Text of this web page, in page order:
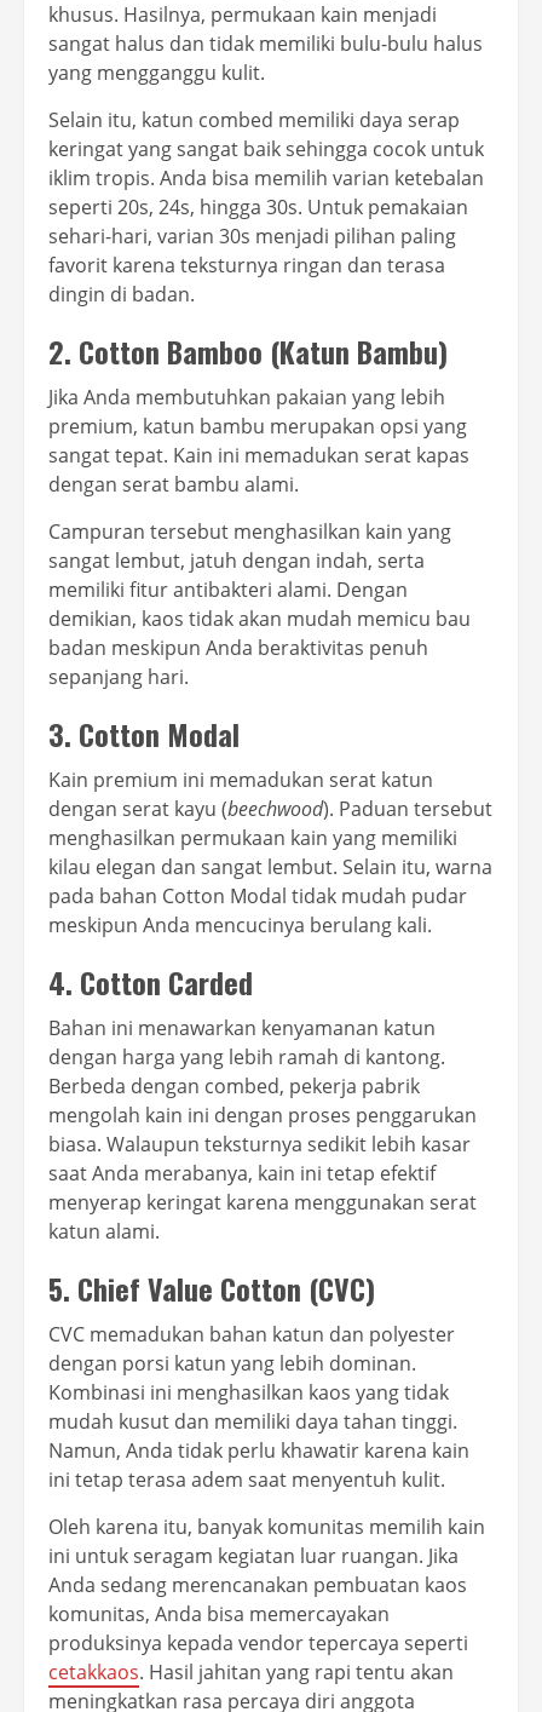
khusus. Hasilnya, permukaan kain menjadi
sangat halus dan tidak memiliki bulu-bulu halus
yang mengganggu kulit.
Selain itu, katun combed memiliki daya serap
keringat yang sangat baik sehingga cocok untuk
iklim tropis. Anda bisa memilih varian ketebalan
seperti 20s, 24s, hingga 30s. Untuk pemakaian
sehari-hari, varian 30s menjadi pilihan paling
favorit karena teksturnya ringan dan terasa
dingin di badan.
2. Cotton Bamboo (Katun Bambu)
Jika Anda membutuhkan pakaian yang lebih
premium, katun bambu merupakan opsi yang
sangat tepat. Kain ini memadukan serat kapas
dengan serat bambu alami.
Campuran tersebut menghasilkan kain yang
sangat lembut, jatuh dengan indah, serta
memiliki fitur antibakteri alami. Dengan
demikian, kaos tidak akan mudah memicu bau
badan meskipun Anda beraktivitas penuh
sepanjang hari.
3. Cotton Modal
Kain premium ini memadukan serat katun
dengan serat kayu (beechwood). Paduan tersebut
menghasilkan permukaan kain yang memiliki
kilau elegan dan sangat lembut. Selain itu, warna
pada bahan Cotton Modal tidak mudah pudar
meskipun Anda mencucinya berulang kali.
4. Cotton Carded
Bahan ini menawarkan kenyamanan katun
dengan harga yang lebih ramah di kantong.
Berbeda dengan combed, pekerja pabrik
mengolah kain ini dengan proses penggarukan
biasa. Walaupun teksturnya sedikit lebih kasar
saat Anda merabanya, kain ini tetap efektif
menyerap keringat karena menggunakan serat
katun alami.
5. Chief Value Cotton (CVC)
CVC memadukan bahan katun dan polyester
dengan porsi katun yang lebih dominan.
Kombinasi ini menghasilkan kaos yang tidak
mudah kusut dan memiliki daya tahan tinggi.
Namun, Anda tidak perlu khawatir karena kain
ini tetap terasa adem saat menyentuh kulit.
Oleh karena itu, banyak komunitas memilih kain
ini untuk seragam kegiatan luar ruangan. Jika
Anda sedang merencanakan pembuatan kaos
komunitas, Anda bisa memercayakan
produksinya kepada vendor tepercaya seperti
cetakkaos. Hasil jahitan yang rapi tentu akan
meningkatkan rasa percaya diri anggota